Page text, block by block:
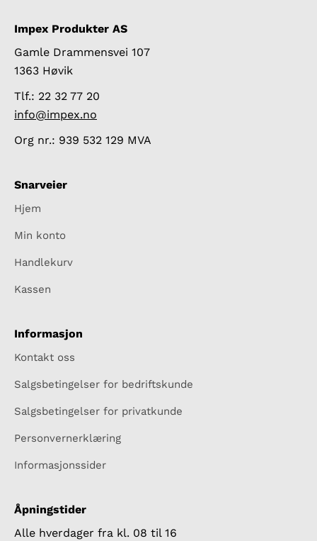
Impex Produkter AS
Gamle Drammensvei 107
1363 Høvik
Tlf.: 22 32 77 20
info@impex.no
Org nr.: 939 532 129 MVA
Snarveier
Hjem
Min konto
Handlekurv
Kassen
Informasjon
Kontakt oss
Salgsbetingelser for bedriftskunde
Salgsbetingelser for privatkunde
Personvernerklæring
Informasjonssider
Åpningstider
Alle hverdager fra kl. 08 til 16